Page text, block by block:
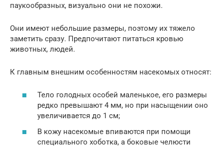
паукообразных, визуально они не похожи.
Они имеют небольшие размеры, поэтому их тяжело
заметить сразу. Предпочитают питаться кровью
животных, людей.
К главным внешним особенностям насекомых относят:
Тело голодных особей маленькое, его размеры
редко превышают 4 мм, но при насыщении оно
увеличивается до 1 см;
В кожу насекомые впиваются при помощи
специального хоботка, а боковые челюсти